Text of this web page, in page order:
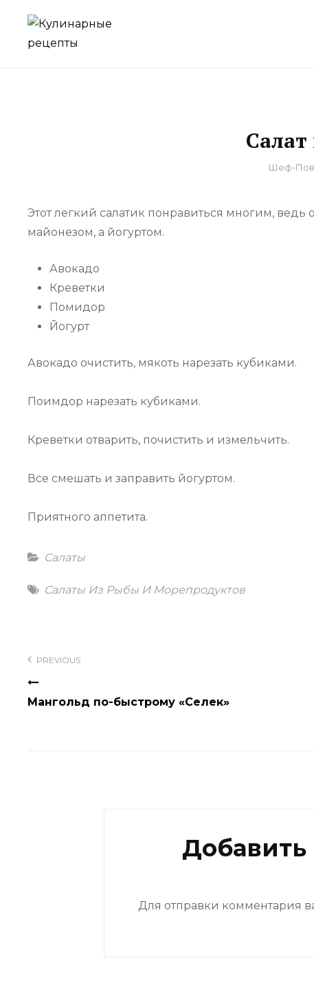
content
Салат
By
Шеф-
Этот легкий салатик понравиться многим,
майонезом, а йогуртом.
Авокадо
Креветки
Помидор
Йогурт
Авокадо очистить, мякоть нарезать кубиками.
Поимдор нарезать кубиками.
Креветки отварить, почистить и измельчить.
Все смешать и заправить йогуртом.
Приятного аппетита.
Categories
Салаты
Tags
Салаты Из Рыбы И Морепродуктов
по
записям
PREVIOUS
Мангольд по-быстрому «Селек»
Для отправки комментария